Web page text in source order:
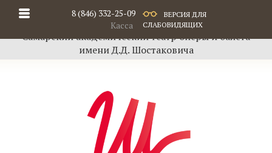
8 (846) 332-25-09
Касса
ВЕРСИЯ ДЛЯ
СЛАБОВИДЯЩИХ
Самарский академический театр оперы и балета
имени Д.Д. Шостаковича